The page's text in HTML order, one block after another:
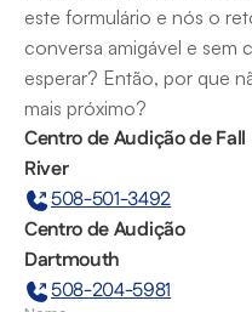
este formulário e nós o
conversa amigável e sem
esperar? Então, por que
mais próximo?
Centro de Audição de Fall
River
508-501-3492
Centro de Audição
Dartmouth
508-204-5981